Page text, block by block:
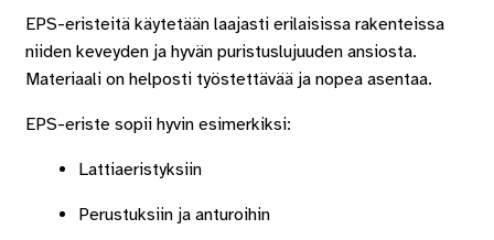
EPS-eristeitä käytetään laajasti erilaisissa rakenteissa
niiden keveyden ja hyvän puristuslujuuden ansiosta.
Materiaali on helposti työstettävää ja nopea asentaa.
EPS-eriste sopii hyvin esimerkiksi:
Lattiaeristyksiin
Perustuksiin ja anturoihin